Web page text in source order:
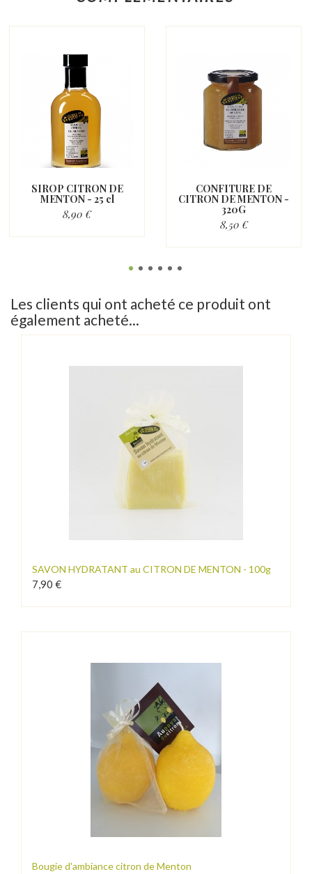
SIROP CITRON DE
MENTON - 25 cl
8,90 €
CONFITURE DE
CITRON DE MENTON -
320G
8,50 €
Les clients qui ont acheté ce produit ont
également acheté...
SAVON HYDRATANT au CITRON DE MENTON - 100g
7,90 €
Bougie d'ambiance citron de Menton